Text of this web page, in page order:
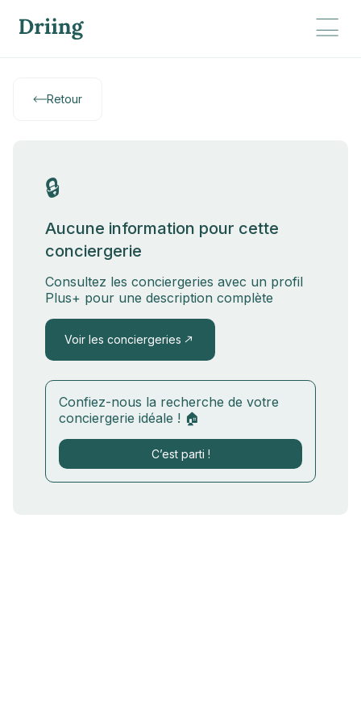
Retour
🔒
Aucune information pour cette
conciergerie
Consultez les conciergeries avec un profil
Plus+ pour une description complète
Voir les conciergeries
Confiez-nous la recherche de votre
conciergerie idéale ! 🏠
C’est parti !